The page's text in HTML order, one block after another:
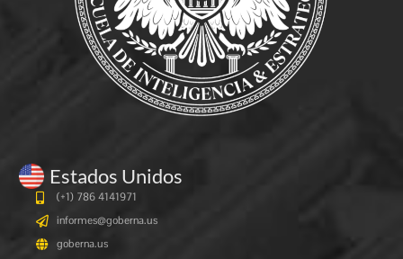
Estados Unidos
(+1) 786 4141971
informes@goberna.us
goberna.us